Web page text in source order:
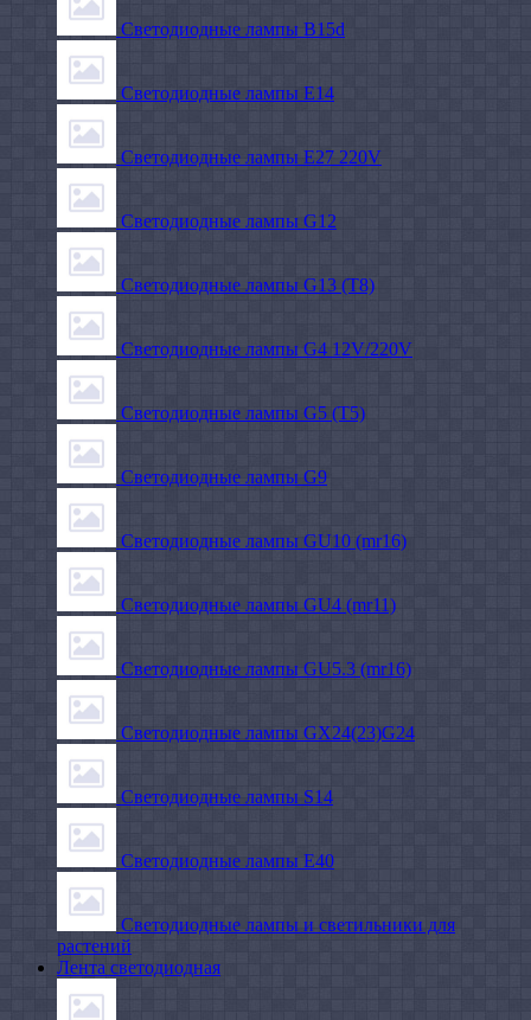
Светодиодные лампы B15d
Светодиодные лампы E14
Светодиодные лампы E27 220V
Светодиодные лампы G12
Светодиодные лампы G13 (T8)
Светодиодные лампы G4 12V/220V
Светодиодные лампы G5 (T5)
Светодиодные лампы G9
Светодиодные лампы GU10 (mr16)
Светодиодные лампы GU4 (mr11)
Светодиодные лампы GU5.3 (mr16)
Светодиодные лампы GX24(23)G24
Светодиодные лампы S14
Светодиодные лампы Е40
Светодиодные лампы и светильники для
растений
Лента светодиодная